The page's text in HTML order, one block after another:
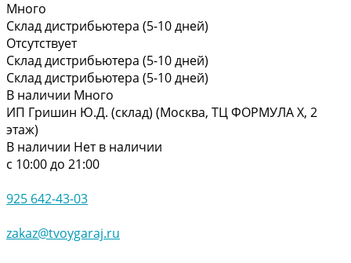
Много
Склад дистрибьютера (5-10 дней)
Отсутствует
Склад дистрибьютера (5-10 дней)
Склад дистрибьютера (5-10 дней)
В наличии Много
ИП Гришин Ю.Д. (склад) (Москва, ТЦ ФОРМУЛА Х, 2
этаж)
В наличии Нет в наличии
с 10:00 до 21:00
925 642-43-03
zakaz@tvoygaraj.ru